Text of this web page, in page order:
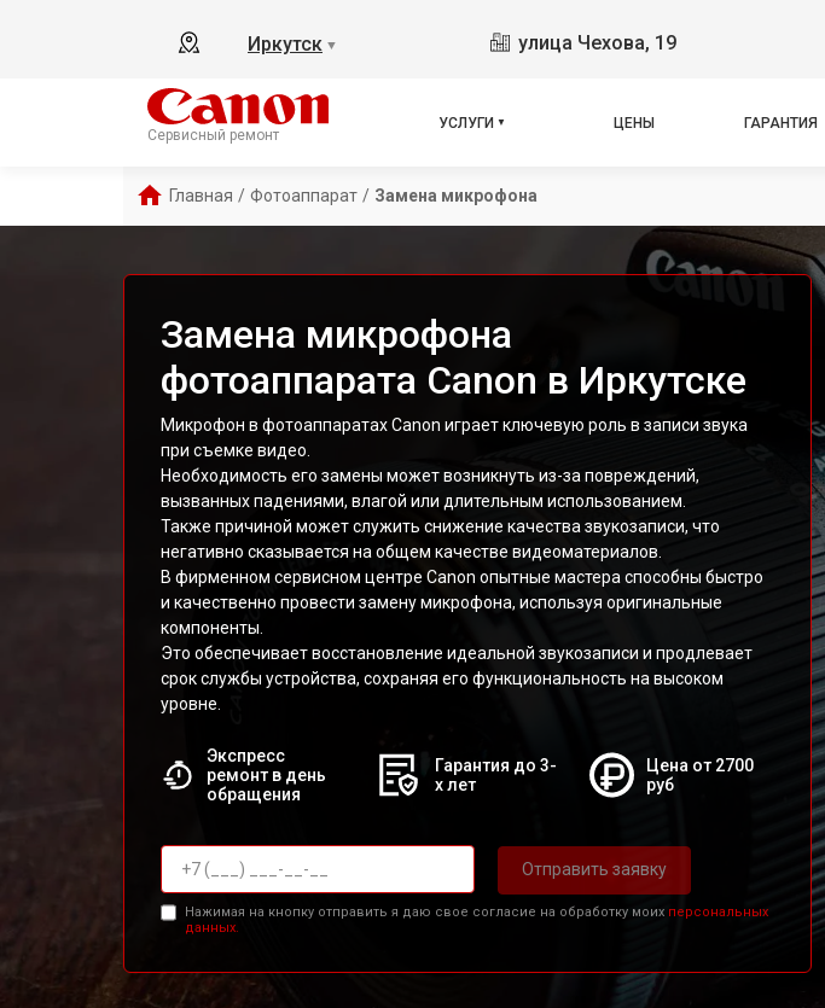
Иркутск ▼ улица Чехова, 19
Сервисный ремонт
УСЛУГИ ЦЕНЫ ГАРАНТИЯ
Главная / Фотоаппарат / Замена микрофона
Замена микрофона
фотоаппарата Canon в Иркутске
Микрофон в фотоаппаратах Canon играет ключевую роль в записи звука
при съемке видео.
Необходимость его замены может возникнуть из-за повреждений,
вызванных падениями, влагой или длительным использованием.
Также причиной может служить снижение качества звукозаписи, что
негативно сказывается на общем качестве видеоматериалов.
В фирменном сервисном центре Canon опытные мастера способны быстро
и качественно провести замену микрофона, используя оригинальные
компоненты.
Это обеспечивает восстановление идеальной звукозаписи и продлевает
срок службы устройства, сохраняя его функциональность на высоком
уровне.
Экспресс
ремонт в день
обращения
Гарантия до 3-
х лет
Цена от 2700
руб
Отправить заявку
Нажимая на кнопку отправить я даю свое согласие на обработку моих персональных
данных.